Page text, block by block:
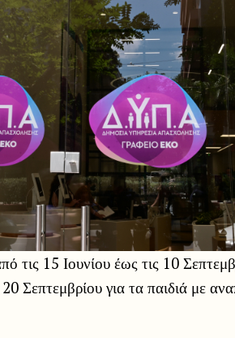
τις 15 Ιουνίου έως τις 10
Σεπτεμβρίου για τα παιδιά με